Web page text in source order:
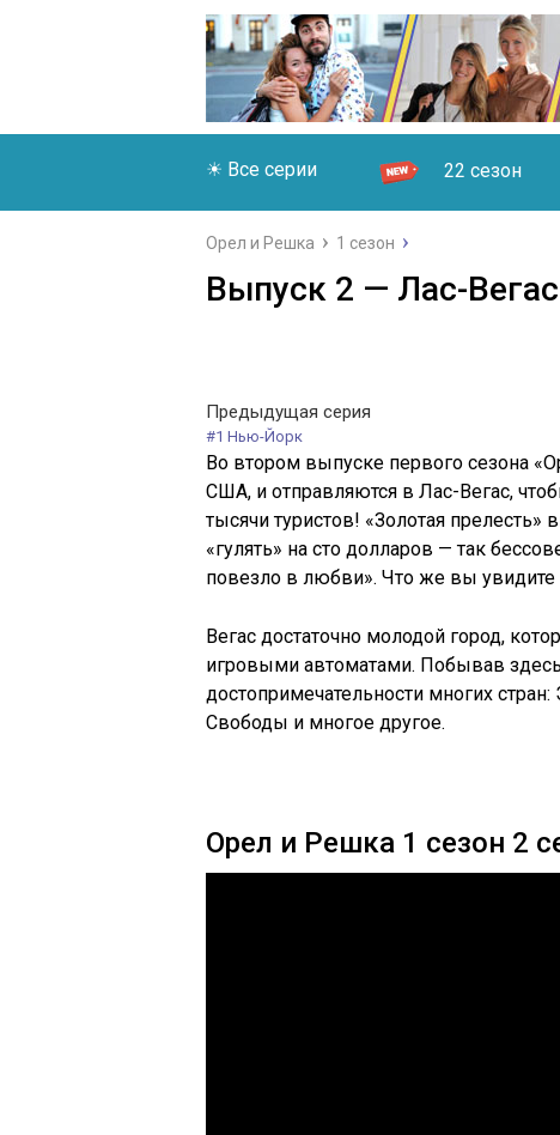
☀ Все серии 22 сезон
Орел и Решка 1 сезон
Выпуск 2 — Лас-
Предыдущая серия
#1 Нью-Йорк
Во втором выпуске первого сезона
США, и отправляются в Лас-Вегас,
тысячи туристов! «Золотая прелесть»
«гулять» на сто долларов — так
повезло в любви». Что же вы
Вегас достаточно молодой город,
игровыми автоматами. Побывав
достопримечательности многих
Свободы и многое другое.
Орел и Решка 1 сезон 2